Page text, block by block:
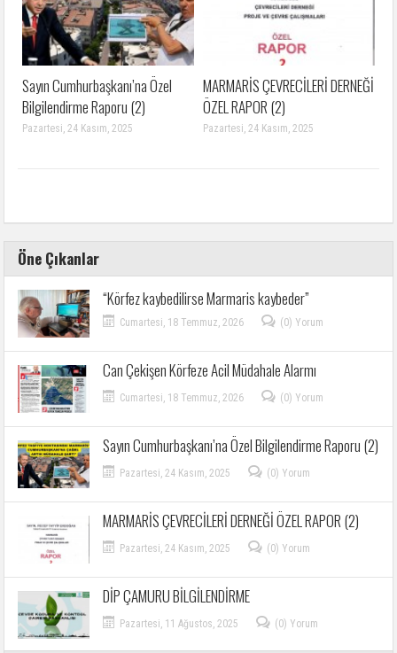
Sayın Cumhurbaşkanı’na Özel
Bilgilendirme Raporu (2)
Pazartesi, 24 Kasım, 2025
MARMARİS ÇEVRECİLERİ DERNEĞİ
ÖZEL RAPOR (2)
Pazartesi, 24 Kasım, 2025
Öne Çıkanlar
“Körfez kaybedilirse Marmaris kaybeder”
Cumartesi, 18 Temmuz, 2026 (0) Yorum
Can Çekişen Körfeze Acil Müdahale Alarmı
Cumartesi, 18 Temmuz, 2026 (0) Yorum
Sayın Cumhurbaşkanı’na Özel Bilgilendirme Raporu (2)
Pazartesi, 24 Kasım, 2025 (0) Yorum
MARMARİS ÇEVRECİLERİ DERNEĞİ ÖZEL RAPOR (2)
Pazartesi, 24 Kasım, 2025 (0) Yorum
DİP ÇAMURU BİLGİLENDİRME
Pazartesi, 11 Ağustos, 2025 (0) Yorum